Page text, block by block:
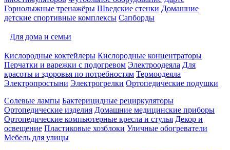
Горнолыжные тренажёры Шведские стенки Домашние
детские спортивные комплексы Сапборды
Для дома и семьи
Кислородные коктейлеры Кислородные концентраторы
Перчатки и варежки с подогревом Электроодеяла Для
красоты и здоровья по потребностям Термоодеяла
Электропростыни Электрогрелки Ортопедические подушки
Солевые лампы Бактерицидные рециркуляторы
Ортопедические изделия Домашние медицинские приборы
Ортопедические компьютерные кресла и стулья Декор и
освещение Пластиковые хозблоки Уличные обогреватели
Мебель для улицы